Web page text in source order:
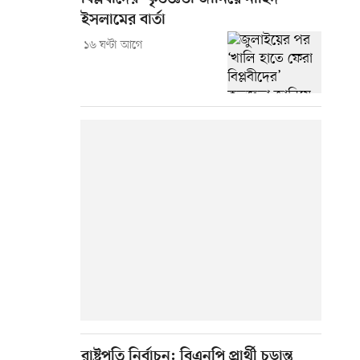
ইসলামের বার্তা
১৬ ঘণ্টা আগে